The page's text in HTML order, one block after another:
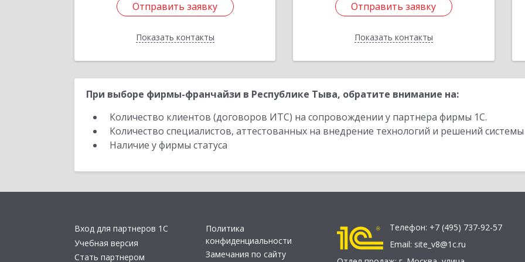
Отправить заявку
Показать контакты
Отправить заявку
Назад
Отправить заявку
Показать контакты
Отправить заявку
Назад
При выборе фирмы-франчайзи в Республике Тыва, обратите внимание на:
Количество клиентов (договоров ИТС) на сопровождении у партнера фирмы 1С.
Количество специалистов, аттестованных на внедрение технологий и решений
Наличие у фирмы статуса
Вход для партнеров 1С
Учебная версия
Стать партнером
Политика
конфиденциальности
Замечания по сайту
Телефон: +7 (495) 737-92-57
Email: site_v8@1c.ru